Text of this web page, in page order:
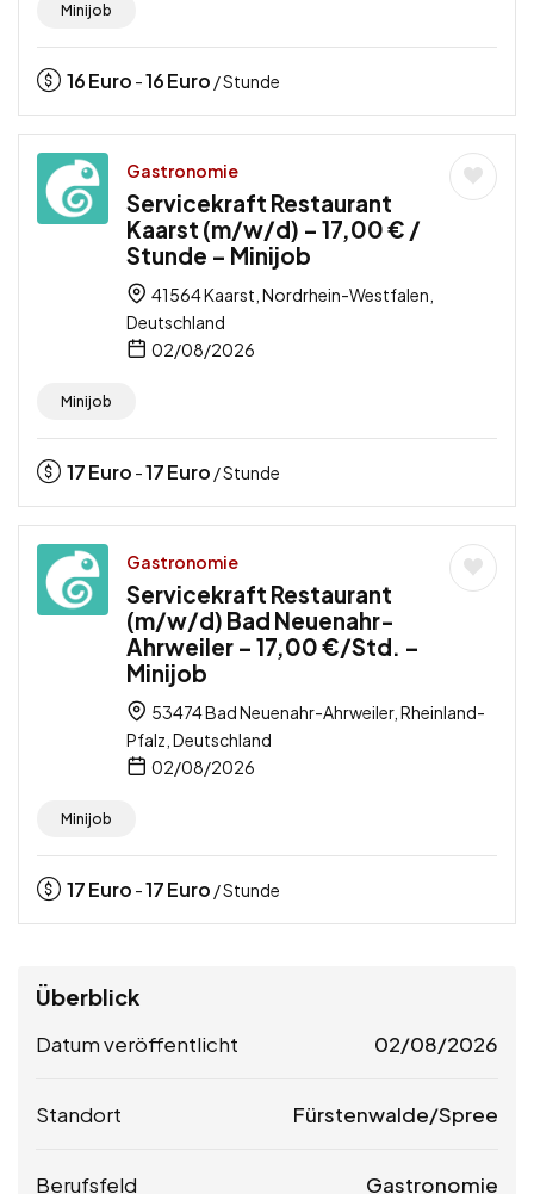
Minijob
16Euro -16Euro / Stunde
Gastronomie
Servicekraft Restaurant
Kaarst (m/w/d) – 17,00 € /
Stunde – Minijob
41564 Kaarst, Nordrhein-Westfalen,
Deutschland
02/08/2026
Minijob
17Euro -17Euro / Stunde
Gastronomie
Servicekraft Restaurant
(m/w/d) Bad Neuenahr-
Ahrweiler – 17,00 €/Std. –
Minijob
53474 Bad Neuenahr-Ahrweiler, Rheinland-
Pfalz, Deutschland
02/08/2026
Minijob
17Euro -17Euro / Stunde
Überblick
Datum veröffentlicht 02/08/2026
Standort Fürstenwalde/Spree
Berufsfeld Gastronomie